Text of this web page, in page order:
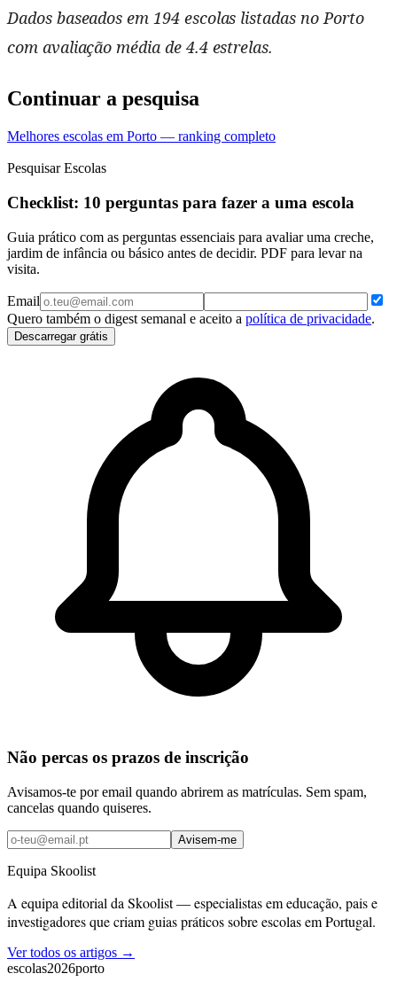
Dados baseados em 194 escolas listadas no Porto
com avaliação média de 4.4 estrelas.
Continuar a pesquisa
Melhores escolas em Porto — ranking completo
Pesquisar Escolas
Checklist: 10 perguntas para fazer a uma escola
Guia prático com as perguntas essenciais para avaliar uma creche,
jardim de infância ou básico antes de decidir. PDF para levar na
visita.
Email
Quero também o digest semanal e aceito a política de privacidade.
Descarregar grátis
Não percas os prazos de inscrição
Avisamos-te por email quando abrirem as matrículas. Sem spam,
cancelas quando quiseres.
Avisem-me
Equipa Skoolist
A equipa editorial da Skoolist — especialistas em educação, pais e
investigadores que criam guias práticos sobre escolas em Portugal.
Ver todos os artigos →
escolas2026porto